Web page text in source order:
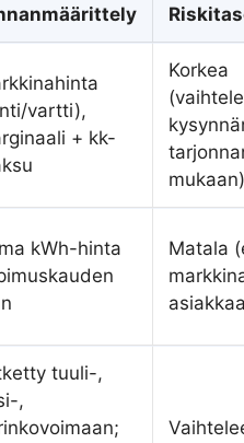
vartti),
+ kk-
Korkea
mukaan)
kWh-hinta
Matala
tuuli-,
,